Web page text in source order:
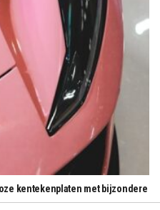
kentekenplaten met bijzondere